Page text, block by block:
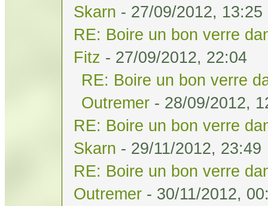
Skarn - 27/09/2012, 13:25
RE: Boire un bon verre
Fitz - 27/09/2012, 22:04
RE: Boire un bon verre
Outremer - 28/09/2012,
RE: Boire un bon verre
Skarn - 29/11/2012, 23:49
RE: Boire un bon verre
Outremer - 30/11/2012,